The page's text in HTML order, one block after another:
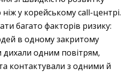
у корейському call-центрі.
багато факторів ризику:
в одному закритому
одним повітрям,
контактували з одними й